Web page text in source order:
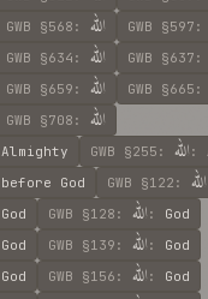
GWB §568 : الله GWB §597 :
GWB §634 : الله GWB §637 :
GWB §659 : الله GWB §665 :
GWB §708 : الله
Almighty GWB §255 : الله :
before God GWB §122 : الله
God GWB §128 : الله : God
God GWB §139 : الله : God
God GWB §156 : الله : God